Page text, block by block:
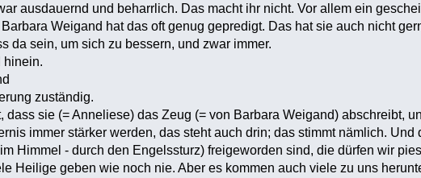
ausdauernd und beharrlich. Das macht ihr nicht. Vor allem ein
Weigand hat das oft genug gepredigt. Das hat sie auch nicht
da sein, um sich zu bessern, und zwar immer.
hinein.
zuständig.
dass sie (= Anneliese) das Zeug (= von Barbara Weigand) abschreibt,
immer stärker werden, das steht auch drin; das stimmt nämlich. Und
Himmel - durch den Engelssturz) freigeworden sind, die dürfen wir
Heilige geben wie noch nie. Aber es kommen auch viele zu uns